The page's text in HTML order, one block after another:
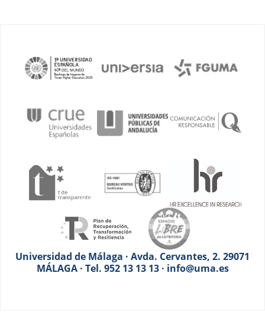
Universidad de Málaga · Avda. Cervantes, 2. 29071
MÁLAGA · Tel. 952 13 13 13 · info@uma.es